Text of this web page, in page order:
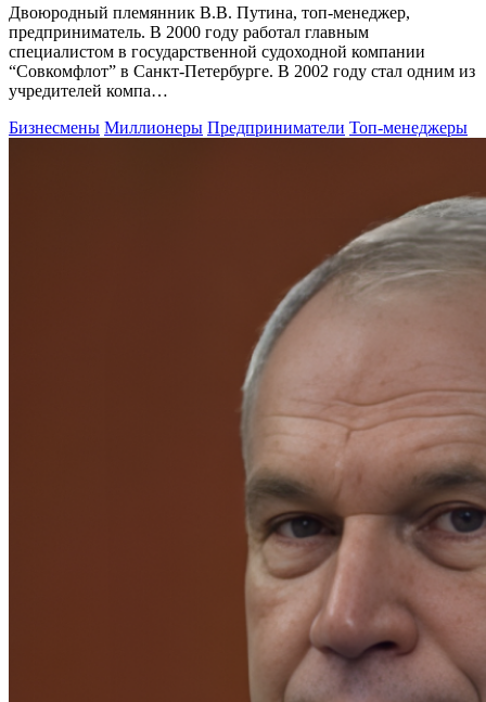
Двоюродный племянник В.В. Путина, топ-менеджер,
предприниматель. В 2000 году работал главным
специалистом в государственной судоходной компании
“Совкомфлот” в Санкт-Петербурге. В 2002 году стал одним из
учредителей компа…
Бизнесмены Миллионеры Предприниматели Топ-менеджеры